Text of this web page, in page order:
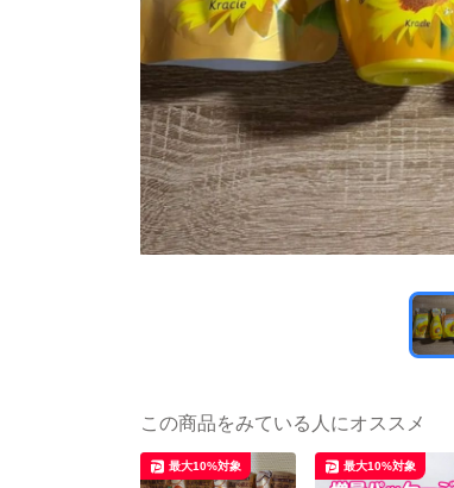
この商品をみている人にオススメ
最大10%対象 最大10%対象